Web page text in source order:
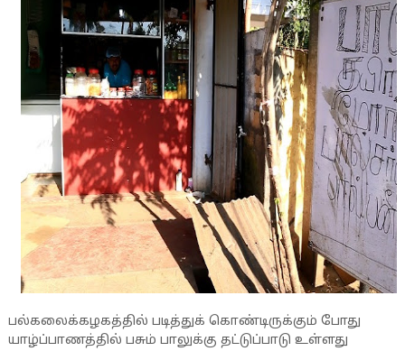
பல்கலைக்கழகத்தில் படித்துக் கொண்டிருக்கும் போது
யாழ்ப்பாணத்தில் பசும் பாலுக்கு தட்டுப்பாடு உள்ளது